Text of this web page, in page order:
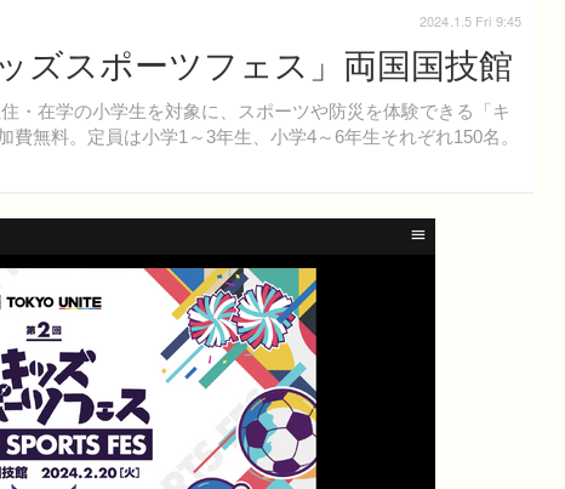
ズスポーツフェス」両国国技館
・在学の小学生を対象に、スポーツや防災を体験できる「キ
無料。定員は小学1～3年生、小学4～6年生それぞれ150名。
2024.1.5 Fri 9:45